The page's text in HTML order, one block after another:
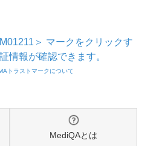
MediQAとは